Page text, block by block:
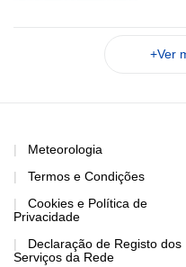
+Ver
Meteorologia
Termos e Condições
Cookies e Política de
Privacidade
Declaração de Registo dos
Serviços da Rede